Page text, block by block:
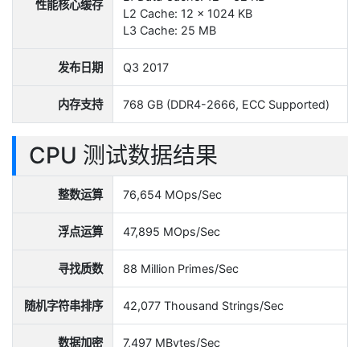
性能核心缓存
L2 Cache: 12 x 1024 KB
L3 Cache: 25 MB
发布日期 Q3 2017
内存支持 768 GB (DDR4-2666, ECC Supported)
CPU 测试数据结果
整数运算 76,654 MOps/Sec
浮点运算 47,895 MOps/Sec
寻找质数 88 Million Primes/Sec
随机字符串排序 42,077 Thousand Strings/Sec
数据加密 7,497 MBytes/Sec